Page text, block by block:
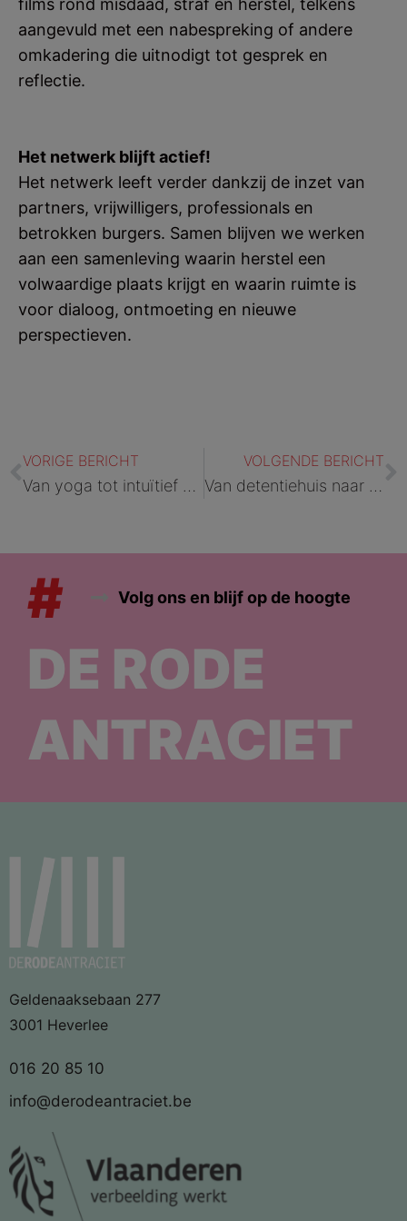
films rond misdaad, straf en herstel, telkens
aangevuld met een nabespreking of andere
omkadering die uitnodigt tot gesprek en
reflectie.
Het netwerk blijft actief!
Het netwerk leeft verder dankzij de inzet van
partners, vrijwilligers, professionals en
betrokken burgers. Samen blijven we werken
aan een samenleving waarin herstel een
volwaardige plaats krijgt en waarin ruimte is
voor dialoog, ontmoeting en nieuwe
perspectieven.
Vorige
VORIGE BERICHT VOLGENDE BERICHT
# Volg ons en blijf op de hoogte
DE RODE
ANTRACIET
Geldenaaksebaan 277
3001 Heverlee
016 20 85 10
info@derodeantraciet.be